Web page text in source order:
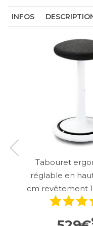
INFOS
Tabouret
réglable en
cm revêtement